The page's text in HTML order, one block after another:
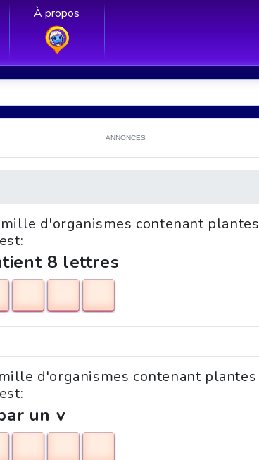
À propos
ANNONCES
d'organismes contenant plantes
8 lettres
d'organismes contenant plantes
un v